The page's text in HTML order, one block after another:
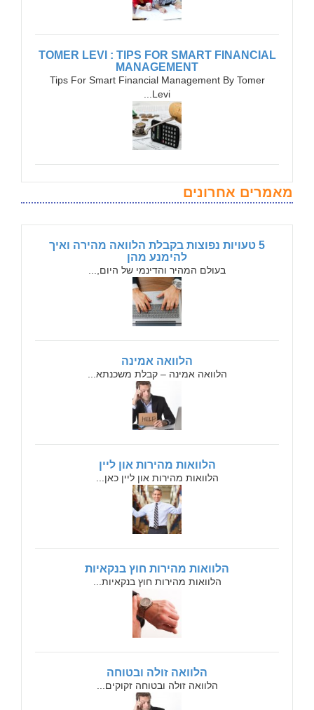
TOMER LEVI : TIPS FOR SMART FINANCIAL
MANAGEMENT
Tips For Smart Financial Management By Tomer
Levi...
מאמרים אחרונים
5 טעויות נפוצות בקבלת הלוואה מהירה ואיך
להימנע מהן
בעולם המהיר והדינמי של היום,...
הלוואה אמינה
הלוואה אמינה – קבלת משכנתא...
הלוואות מהירות און ליין
הלוואות מהירות און ליין כאן...
הלוואות מהירות חוץ בנקאיות
הלוואות מהירות חוץ בנקאיות...
הלוואה זולה ובטוחה
הלוואה זולה ובטוחה זקוקים...